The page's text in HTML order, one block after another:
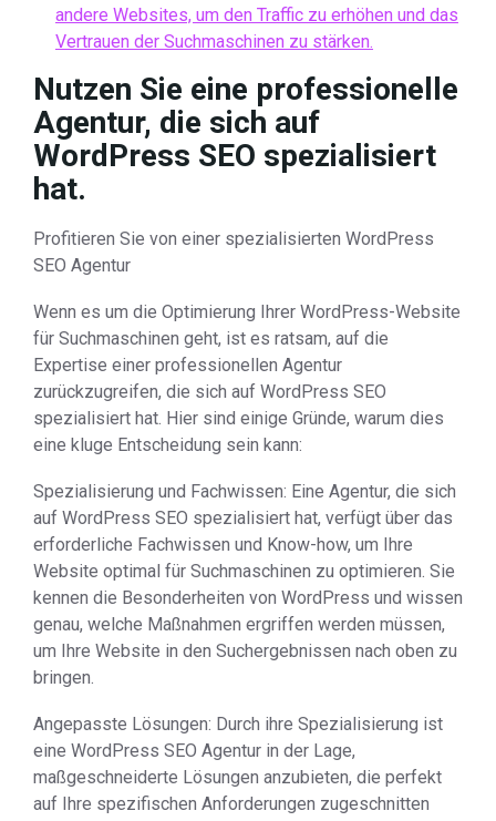
andere Websites, um den Traffic zu erhöhen und das
Vertrauen der Suchmaschinen zu stärken.
Nutzen Sie eine professionelle
Agentur, die sich auf
WordPress SEO spezialisiert
hat.
Profitieren Sie von einer spezialisierten WordPress
SEO Agentur
Wenn es um die Optimierung Ihrer WordPress-Website
für Suchmaschinen geht, ist es ratsam, auf die
Expertise einer professionellen Agentur
zurückzugreifen, die sich auf WordPress SEO
spezialisiert hat. Hier sind einige Gründe, warum dies
eine kluge Entscheidung sein kann:
Spezialisierung und Fachwissen: Eine Agentur, die sich
auf WordPress SEO spezialisiert hat, verfügt über das
erforderliche Fachwissen und Know-how, um Ihre
Website optimal für Suchmaschinen zu optimieren. Sie
kennen die Besonderheiten von WordPress und wissen
genau, welche Maßnahmen ergriffen werden müssen,
um Ihre Website in den Suchergebnissen nach oben zu
bringen.
Angepasste Lösungen: Durch ihre Spezialisierung ist
eine WordPress SEO Agentur in der Lage,
maßgeschneiderte Lösungen anzubieten, die perfekt
auf Ihre spezifischen Anforderungen zugeschnitten